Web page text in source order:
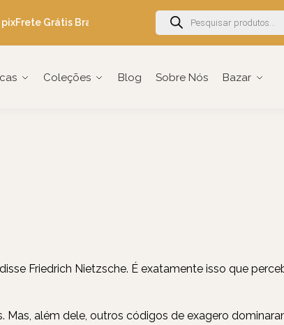
Frete Grátis Brasil acima de R$600Ganhe 5% OFF em
Coleções Blog Sobre Nós Bazar
Friedrich Nietzsche. É exatamente isso que
além dele, outros códigos de exagero